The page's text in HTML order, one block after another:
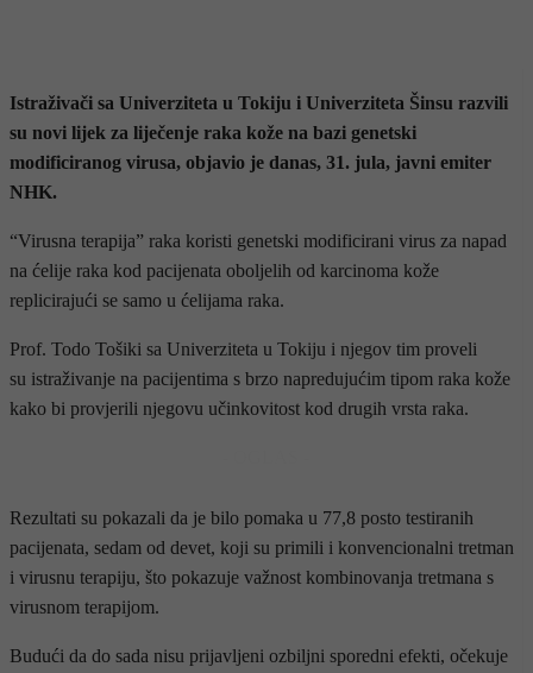
Istraživači sa Univerziteta u Tokiju i Univerziteta Šinsu razvili
su novi lijek za liječenje raka kože na bazi genetski
modificiranog virusa, objavio je danas, 31. jula, javni emiter
NHK.
“Virusna terapija” raka koristi genetski modificirani virus za napad
na ćelije raka kod pacijenata oboljelih od karcinoma kože
replicirajući se samo u ćelijama raka.
Prof. Todo Tošiki sa Univerziteta u Tokiju i njegov tim proveli
su istraživanje na pacijentima s brzo napredujućim tipom raka kože
kako bi provjerili njegovu učinkovitost kod drugih vrsta raka.
Rezultati su pokazali da je bilo pomaka u 77,8 posto testiranih
pacijenata, sedam od devet, koji su primili i konvencionalni tretman
i virusnu terapiju, što pokazuje važnost kombinovanja tretmana s
virusnom terapijom.
Budući da do sada nisu prijavljeni ozbiljni sporedni efekti, očekuje